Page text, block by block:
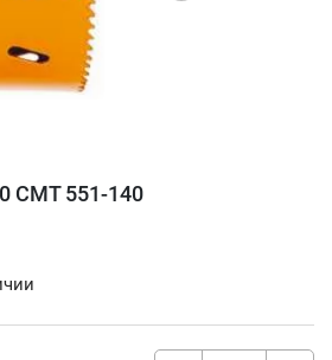
CMT 551-140